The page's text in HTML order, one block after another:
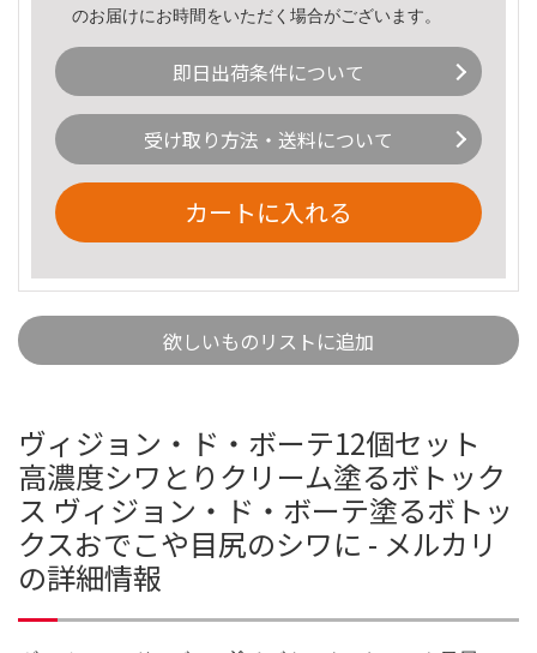
のお届けにお時間をいただく場合がございます。
即日出荷条件について
受け取り方法・送料について
カートに入れる
欲しいものリストに追加
ヴィジョン・ド・ボーテ12個セット
高濃度シワとりクリーム塗るボトック
ス ヴィジョン・ド・ボーテ塗るボトッ
クスおでこや目尻のシワに - メルカリ
の詳細情報